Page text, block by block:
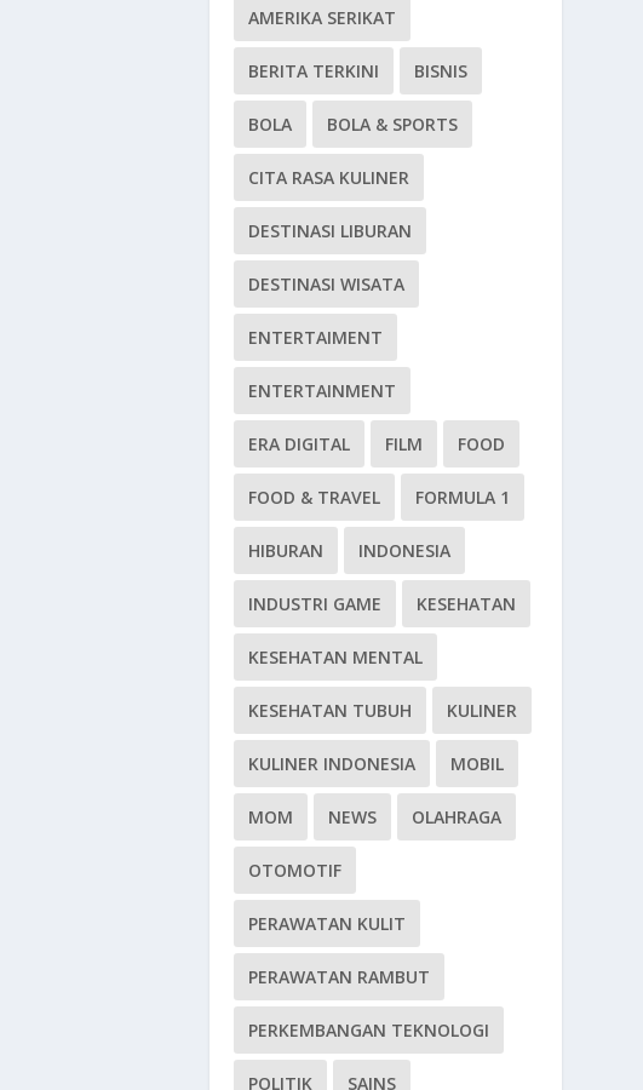
AMERIKA SERIKAT
BERITA TERKINI BISNIS
BOLA BOLA & SPORTS
CITA RASA KULINER
DESTINASI LIBURAN
DESTINASI WISATA
ENTERTAIMENT
ENTERTAINMENT
ERA DIGITAL FILM FOOD
FOOD & TRAVEL FORMULA 1
HIBURAN INDONESIA
INDUSTRI GAME KESEHATAN
KESEHATAN MENTAL
KESEHATAN TUBUH KULINER
KULINER INDONESIA MOBIL
MOM NEWS OLAHRAGA
OTOMOTIF
PERAWATAN KULIT
PERAWATAN RAMBUT
PERKEMBANGAN TEKNOLOGI
POLITIK SAINS